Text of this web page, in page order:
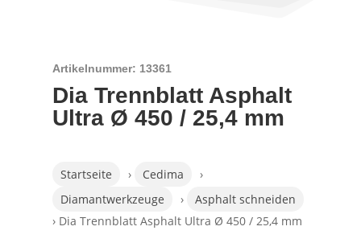
Artikelnummer: 13361
Dia Trennblatt Asphalt
Ultra Ø 450 / 25,4 mm
Startseite › Cedima
›
Diamantwerkzeuge
›
Asphalt schneiden
› Dia Trennblatt Asphalt Ultra Ø 450 / 25,4 mm